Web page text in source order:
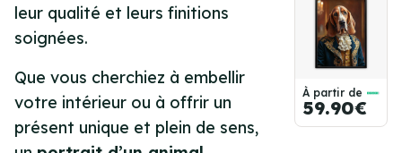
leur qualité et leurs finitions
soignées.
Que vous cherchiez à embellir
votre intérieur ou à offrir un
présent unique et plein de sens,
À partir de
59.90€